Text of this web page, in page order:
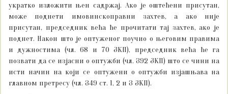
укратко изложити њен садржај. Ако је оштећени присутан,
може поднети имовинскоправни захтев, а ако није
присутан, председник већа ће прочитати тај захтев, ако је
поднет. Након што је оптуженог поучио о његовим правима
и дужностима (чл. 68 и 70 ЗКП), председник већа ће га
позвати да се изјасни о оптужби (чл. 392 ЗКП) што се чини на
исти начин на који се оптужени о оптужби изјашњава на
главном претресу (чл. 349 ст. 1, 2 и 3 ЗКП).